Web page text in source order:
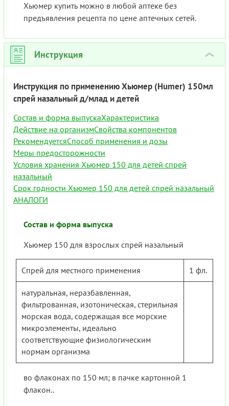
Хьюмер купить можно в любой аптеке без
предъявления рецепта по цене аптечных сетей.
Инструкция ›
Инструкция по применению Хьюмер (Humer) 150мл
спрей назальный д/млад и детей
Состав и форма выпускаХарактеристика
Действие на организмСвойства компонентов
РекомендуетсяСпособ применения и дозы
Меры предосторожности
Условия хранения Хьюмер 150 для детей спрей
назальный
Срок годности Хьюмер 150 для детей спрей назальный
АНАЛОГИ
Состав и форма выпуска
Хьюмер 150 для взрослых спрей назальный
Спрей для местного применения 1 фл.
натуральная, неразбавленная,
фильтрованная, изотоническая, стерильная
морская вода, содержащая все морские
микроэлементы, идеально
соответствующие физиологическим
нормам организма
во флаконах по 150 мл; в пачке картонной 1
флакон..